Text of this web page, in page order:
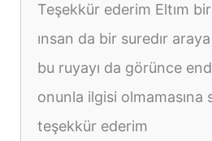
Teşekkür ederim Eltım
ınsan da bir suredır
bu ruyayı da görünce
onunla ilgisi olmamasına
teşekkür ederim